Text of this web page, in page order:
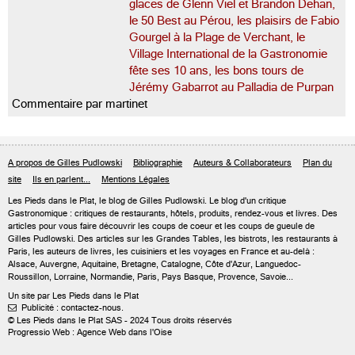
glaces de Glenn Viel et Brandon Dehan,
le 50 Best au Pérou, les plaisirs de Fabio
Gourgel à la Plage de Verchant, le
Village International de la Gastronomie
fête ses 10 ans, les bons tours de
Jérémy Gabarrot au Palladia de Purpan
Commentaire par martinet
A propos de Gilles Pudlowski Bibliographie Auteurs & Collaborateurs
Plan du
site
Ils en parlent... Mentions Légales
Les Pieds dans le Plat, le blog de Gilles Pudlowski. Le blog d'un critique
Gastronomique : critiques de restaurants, hôtels, produits, rendez-vous et livres. Des
articles pour vous faire découvrir les coups de coeur et les coups de gueule de
Gilles Pudlowski. Des articles sur les Grandes Tables, les bistrots, les restaurants à
Paris, les auteurs de livres, les cuisiniers et les voyages en France et au-delà :
Alsace, Auvergne, Aquitaine, Bretagne, Catalogne, Côte d'Azur, Languedoc-
Roussillon, Lorraine, Normandie, Paris, Pays Basque, Provence, Savoie...
Un site par Les Pieds dans le Plat
 Publicité : contactez-nous.
© Les Pieds dans le Plat SAS - 2024 Tous droits réservés
Progressio Web : Agence Web dans l'Oise